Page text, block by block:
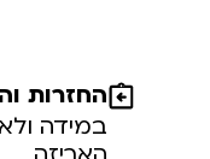
החזרות
במידה